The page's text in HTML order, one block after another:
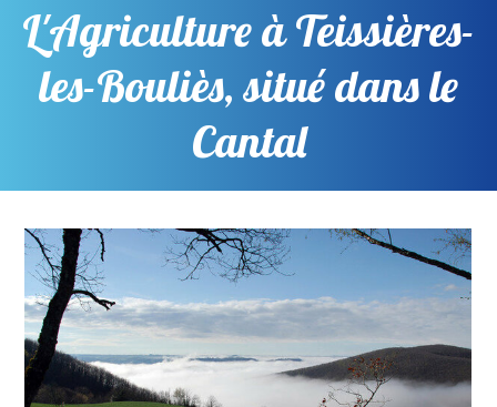
L'Agriculture à Teissières-
les-Bouliès, situé dans le
Cantal